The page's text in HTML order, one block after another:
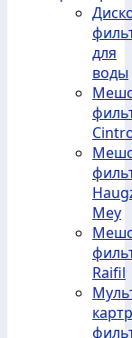
для
воды
Mey
Raifil